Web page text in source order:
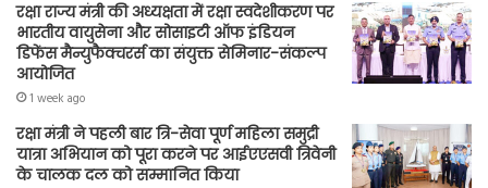
रक्षा राज्य मंत्री की अध्यक्षता में रक्षा स्वदेशीकरण पर
भारतीय वायुसेना और सोसाइटी ऑफ इंडियन
डिफेंस मैन्युफैक्चरर्स का संयुक्त सेमिनार-संकल्प
आयोजित
1 week ago
रक्षा मंत्री ने पहली बार त्रि-सेवा पूर्ण महिला समुद्री
यात्रा अभियान को पूरा करने पर आईएएसवी त्रिवेनी
के चालक दल को सम्मानित किया